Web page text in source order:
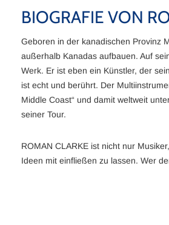
BIOGRAFIE VON
Geboren in der kanadischen Provinz
außerhalb Kanadas aufbauen. Auf
Werk. Er ist eben ein Künstler, der
ist echt und berührt. Der
Middle Coast“ und damit weltweit
seiner Tour.
ROMAN CLARKE ist nicht nur
Ideen mit einfließen zu lassen. Wer